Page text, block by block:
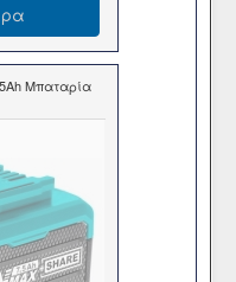
Μπαταρία